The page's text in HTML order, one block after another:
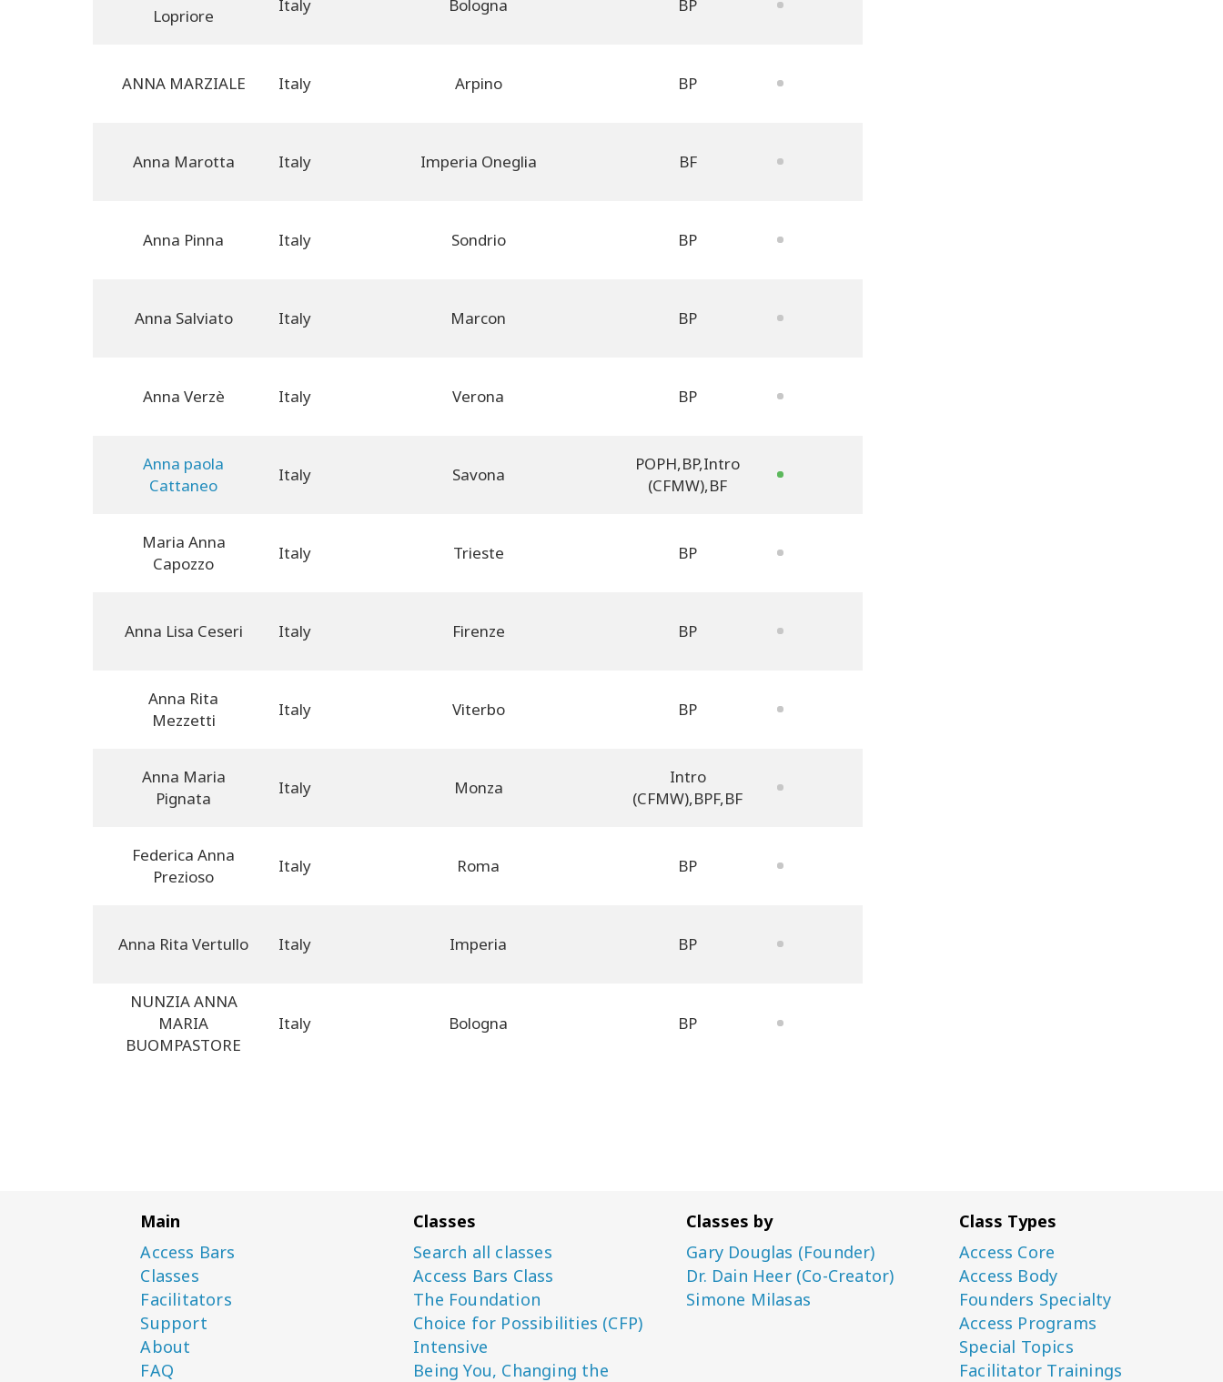
Lopriore
Italy Bologna BP
ANNA MARZIALE Italy Arpino BP
Anna Marotta Italy Imperia Oneglia BF
Anna Pinna Italy Sondrio BP
Anna Salviato Italy Marcon BP
Anna Verzè Italy Verona BP
Anna paola
Cattaneo
Italy Savona
POPH,BP,Intro
(CFMW),BF
Maria Anna
Capozzo
Italy Trieste BP
Anna Lisa Ceseri Italy Firenze BP
Anna Rita
Mezzetti
Italy Viterbo BP
Anna Maria
Pignata
Italy Monza
Intro
(CFMW),BPF,BF
Federica Anna
Prezioso
Italy Roma BP
Anna Rita Vertullo Italy Imperia BP
NUNZIA ANNA
MARIA
BUOMPASTORE
Italy Bologna BP
Main
Access Bars
Classes
Facilitators
Support
About
FAQ
Classes
Search all classes
Access Bars Class
The Foundation
Choice for Possibilities (CFP)
Intensive
Being You, Changing the
Classes by
Gary Douglas (Founder)
Dr. Dain Heer (Co-Creator)
Simone Milasas
Class Types
Access Core
Access Body
Founders Specialty
Access Programs
Special Topics
Facilitator Trainings